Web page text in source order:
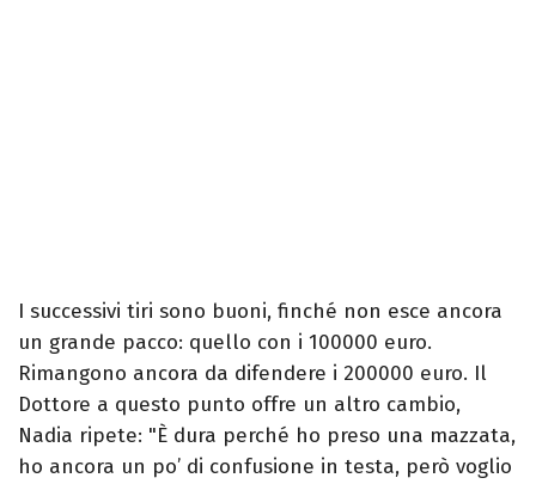
I successivi tiri sono buoni, finché non esce ancora
un grande pacco: quello con i 100000 euro.
Rimangono ancora da difendere i 200000 euro. Il
Dottore a questo punto offre un altro cambio,
Nadia ripete: "È dura perché ho preso una mazzata,
ho ancora un po’ di confusione in testa, però voglio